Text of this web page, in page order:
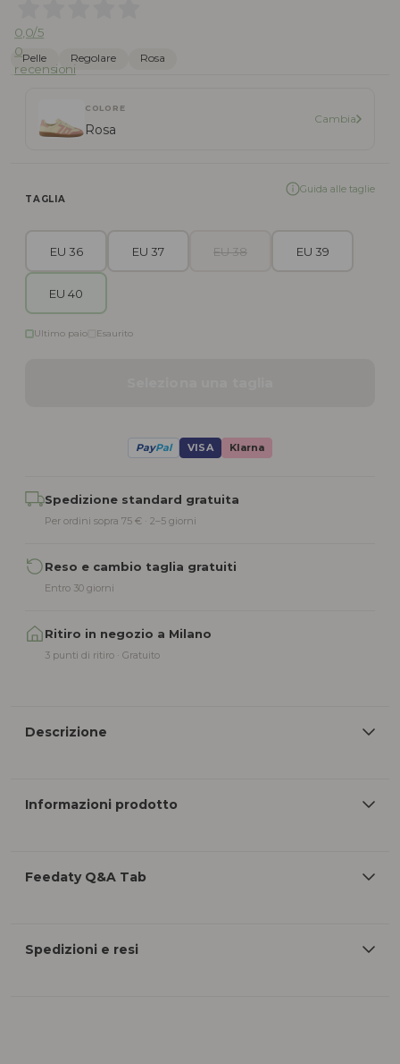
0,0/5
0
recensioni
Pelle Regolare Rosa
COLORE
Rosa
Cambia
TAGLIA
Guida alle taglie
EU 36 EU 37 EU 38 EU 39
EU 40
Ultimo paio Esaurito
PayPal VISA Klarna
Spedizione standard gratuita
Per ordini sopra 75 € · 2–5 giorni
Reso e cambio taglia gratuiti
Entro 30 giorni
Ritiro in negozio a Milano
3 punti di ritiro · Gratuito
Descrizione
Informazioni prodotto
Feedaty Q&A Tab
Spedizioni e resi